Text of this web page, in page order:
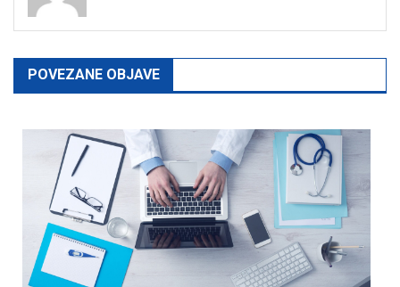
POVEZANE OBJAVE